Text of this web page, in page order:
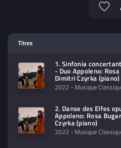
contenu à lire
Titres
1. Sinfonia
- Duo Appoleno:
Dimitri Czyrka (piano)
2022 - Musique
2. Danse des Elfes
Appoleno: Rosa
Czyrka (piano)
2022 - Musique